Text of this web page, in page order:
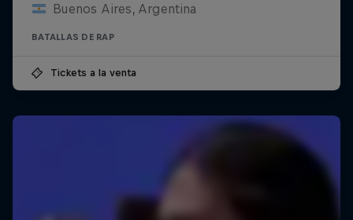
Buenos Aires, Argentina
BATALLAS DE RAP
Tickets a la venta